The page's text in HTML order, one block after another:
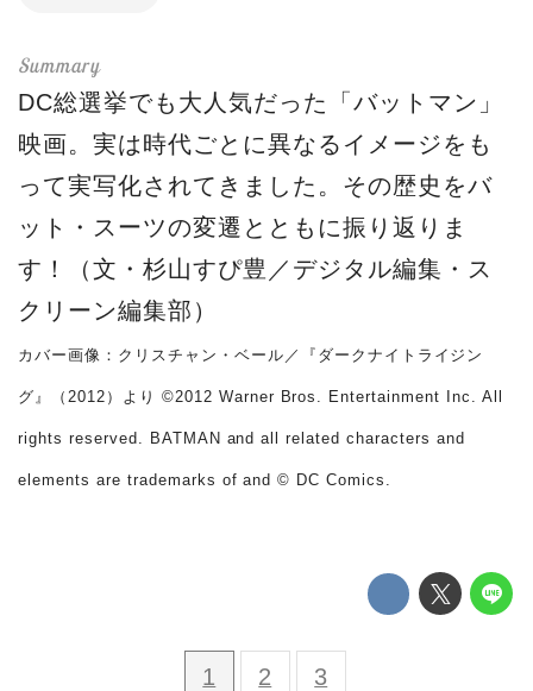
DC総選挙でも大人気だった「バットマン」
映画。実は時代ごとに異なるイメージをも
って実写化されてきました。その歴史をバ
ット・スーツの変遷とともに振り返りま
す！（文・杉山すぴ豊／デジタル編集・ス
クリーン編集部）
カバー画像：クリスチャン・ベール／『ダークナイトライジン
グ』（2012）より ©2012 Warner Bros. Entertainment Inc. All
rights reserved. BATMAN and all related characters and
elements are trademarks of and © DC Comics.
1 2 3